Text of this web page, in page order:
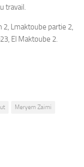
travail.
2, Lmaktoube partie 2,
El Maktoube 2.
Meryem Zaimi